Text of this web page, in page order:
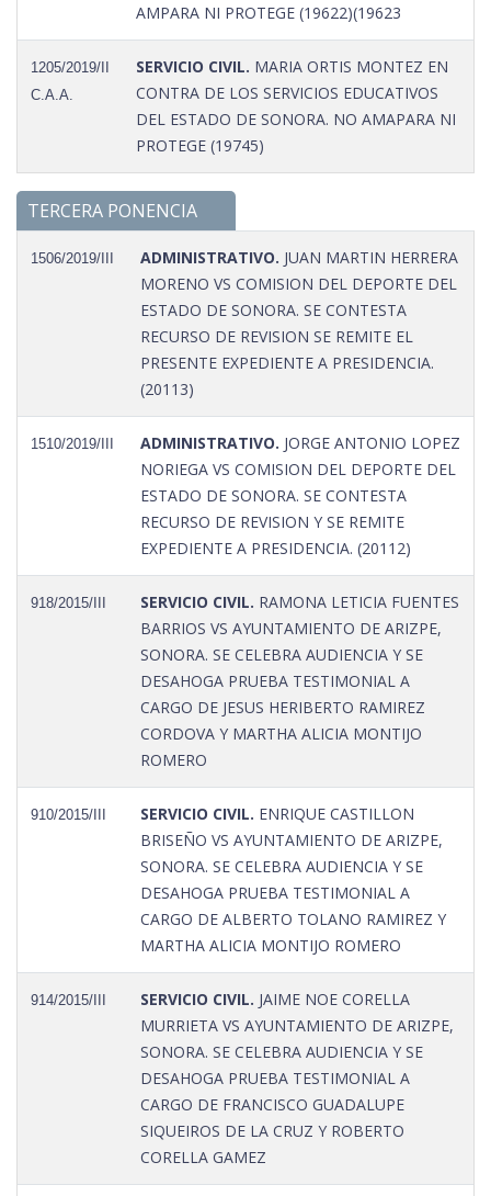
AMPARA NI PROTEGE (19622)(19623
1205/2019/II
C.A.A.
SERVICIO CIVIL. MARIA ORTIS MONTEZ EN
CONTRA DE LOS SERVICIOS EDUCATIVOS
DEL ESTADO DE SONORA. NO AMAPARA NI
PROTEGE (19745)
TERCERA PONENCIA
1506/2019/III ADMINISTRATIVO. JUAN MARTIN HERRERA
MORENO VS COMISION DEL DEPORTE DEL
ESTADO DE SONORA. SE CONTESTA
RECURSO DE REVISION SE REMITE EL
PRESENTE EXPEDIENTE A PRESIDENCIA.
(20113)
1510/2019/III ADMINISTRATIVO. JORGE ANTONIO LOPEZ
NORIEGA VS COMISION DEL DEPORTE DEL
ESTADO DE SONORA. SE CONTESTA
RECURSO DE REVISION Y SE REMITE
EXPEDIENTE A PRESIDENCIA. (20112)
918/2015/III SERVICIO CIVIL. RAMONA LETICIA FUENTES
BARRIOS VS AYUNTAMIENTO DE ARIZPE,
SONORA. SE CELEBRA AUDIENCIA Y SE
DESAHOGA PRUEBA TESTIMONIAL A
CARGO DE JESUS HERIBERTO RAMIREZ
CORDOVA Y MARTHA ALICIA MONTIJO
ROMERO
910/2015/III SERVICIO CIVIL. ENRIQUE CASTILLON
BRISEÑO VS AYUNTAMIENTO DE ARIZPE,
SONORA. SE CELEBRA AUDIENCIA Y SE
DESAHOGA PRUEBA TESTIMONIAL A
CARGO DE ALBERTO TOLANO RAMIREZ Y
MARTHA ALICIA MONTIJO ROMERO
914/2015/III SERVICIO CIVIL. JAIME NOE CORELLA
MURRIETA VS AYUNTAMIENTO DE ARIZPE,
SONORA. SE CELEBRA AUDIENCIA Y SE
DESAHOGA PRUEBA TESTIMONIAL A
CARGO DE FRANCISCO GUADALUPE
SIQUEIROS DE LA CRUZ Y ROBERTO
CORELLA GAMEZ